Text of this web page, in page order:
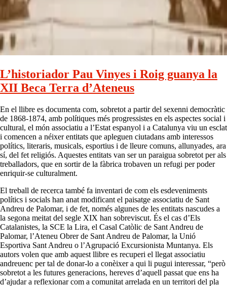
L’historiador Pau Vinyes i Roig guanya la
XII Beca Terra d’Ateneus
En el llibre es documenta com, sobretot a partir del sexenni democràtic
de 1868-1874, amb polítiques més progressistes en els aspectes social i
cultural, el món associatiu a l’Estat espanyol i a Catalunya viu un esclat
i comencen a néixer entitats que apleguen ciutadans amb interessos
polítics, literaris, musicals, esportius i de lleure comuns, allunyades, ara
sí, del fet religiós. Aquestes entitats van ser un paraigua sobretot per als
treballadors, que en sortir de la fàbrica trobaven un refugi per poder
enriquir-se culturalment.
El treball de recerca també fa inventari de com els esdeveniments
polítics i socials han anat modificant el paisatge associatiu de Sant
Andreu de Palomar, i de fet, només algunes de les entitats nascudes a
la segona meitat del segle XIX han sobreviscut. És el cas d’Els
Catalanistes, la SCE la Lira, el Casal Catòlic de Sant Andreu de
Palomar, l’Ateneu Obrer de Sant Andreu de Palomar, la Unió
Esportiva Sant Andreu o l’Agrupació Excursionista Muntanya. Els
autors volen que amb aquest llibre es recuperi el llegat associatiu
andreuenc per tal de donar-lo a conèixer a qui li pugui interessar, “però
sobretot a les futures generacions, hereves d’aquell passat que ens ha
d’ajudar a reflexionar com a comunitat arrelada en un territori del pla